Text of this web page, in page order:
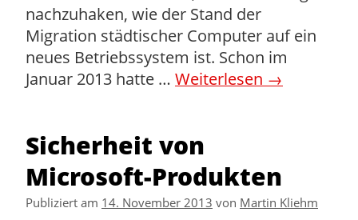
nachzuhaken, wie der Stand der
Migration städtischer Computer auf ein
neues Betriebssystem ist. Schon im
Januar 2013 hatte … Weiterlesen →
Sicherheit von
Microsoft-Produkten
Publiziert am 14. November 2013 von Martin Kliehm